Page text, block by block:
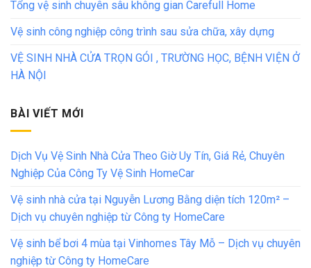
Tổng vệ sinh chuyên sâu không gian Carefull Home
Vệ sinh công nghiệp công trình sau sửa chữa, xây dựng
VỆ SINH NHÀ CỬA TRỌN GÓI , TRƯỜNG HỌC, BỆNH VIỆN Ở
HÀ NỘI
BÀI VIẾT MỚI
Dịch Vụ Vệ Sinh Nhà Cửa Theo Giờ Uy Tín, Giá Rẻ, Chuyên
Nghiệp Của Công Ty Vệ Sinh HomeCar
Vệ sinh nhà cửa tại Nguyễn Lương Bằng diện tích 120m² –
Dịch vụ chuyên nghiệp từ Công ty HomeCare
Vệ sinh bể bơi 4 mùa tại Vinhomes Tây Mỗ – Dịch vụ chuyên
nghiệp từ Công ty HomeCare